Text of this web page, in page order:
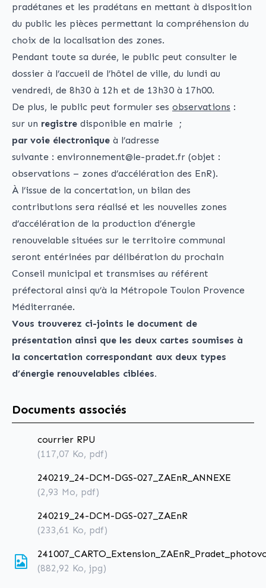
pradétanes et les pradétans en mettant à disposition
du public les pièces permettant la compréhension du
choix de la localisation des zones.
Pendant toute sa durée, le public peut consulter le
dossier à l’accueil de l’hôtel de ville, du lundi au
vendredi, de 8h30 à 12h et de 13h30 à 17h00.
De plus, le public peut formuler ses observations :
sur un registre disponible en mairie ;
par voie électronique à l’adresse
suivante : environnement@le-pradet.fr (objet :
observations – zones d’accélération des EnR).
À l’issue de la concertation, un bilan des
contributions sera réalisé et les nouvelles zones
d’accélération de la production d’énergie
renouvelable situées sur le territoire communal
seront entérinées par délibération du prochain
Conseil municipal et transmises au référent
préfectoral ainsi qu’à la Métropole Toulon Provence
Méditerranée.
Vous trouverez ci-joints le document de
présentation ainsi que les deux cartes soumises à
la concertation correspondant aux deux types
d’énergie renouvelables ciblées.
Documents associés
courrier RPU
(117,07 Ko, pdf)
240219_24-DCM-DGS-027_ZAEnR_ANNEXE
(2,93 Mo, pdf)
240219_24-DCM-DGS-027_ZAEnR
(233,61 Ko, pdf)
(882,92 Ko, jpg)